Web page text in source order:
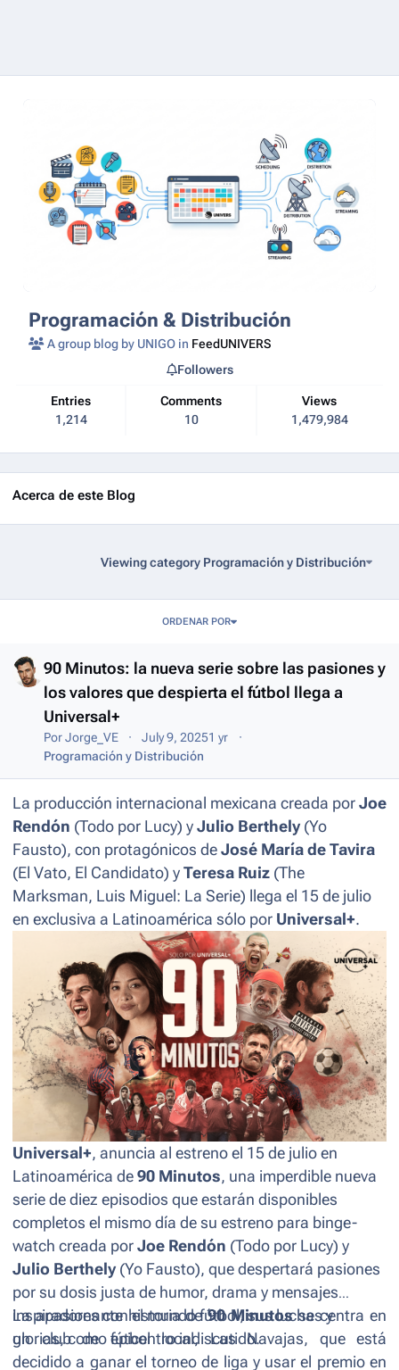
Programación & Distribución
A group blog by UNIGO in FeedUNIVERS
Entries
1,214
Comments
10
Views
1,479,984
Followers
Acerca de este Blog
Viewing category Programación y Distribución
ORDENAR POR
90 Minutos: la nueva serie sobre las pasiones y
los valores que despierta el fútbol llega a
Universal+
PorJorge_VE July 9, 20251 yr
Programación y Distribución
La producción internacional mexicana creada por Joe
Rendón (Todo por Lucy) y Julio Berthely (Yo
Fausto), con protagónicos de José María de Tavira
(El Vato, El Candidato) y Teresa Ruiz (The
Marksman, Luis Miguel: La Serie) llega el 15 de julio
en exclusiva a Latinoamérica sólo por Universal+.
Universal+, anuncia al estreno el 15 de julio en
Latinoamérica de 90 Minutos, una imperdible nueva
serie de diez episodios que estarán disponibles
completos el mismo día de su estreno para binge-
watch creada por Joe Rendón (Todo por Lucy) y
Julio Berthely (Yo Fausto), que despertará pasiones
por su dosis justa de humor, drama y mensajes
inspiradores con el mundo fútbol, sus luchas y
glorias, como epicentro indiscutido.
La apasionante historia de90 Minutosse centra en
un club de fútbol local, Las Navajas, que está
decidido a ganar el torneo de liga y usar el premio en